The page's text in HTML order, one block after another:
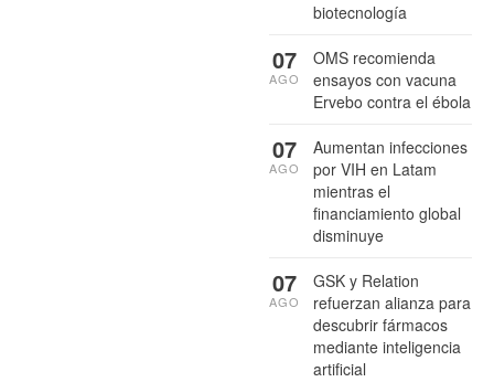
biotecnología
OMS recomienda
ensayos con vacuna
Ervebo contra el ébola
07
AGO
Aumentan infecciones
por VIH en Latam
mientras el
financiamiento global
disminuye
07
AGO
GSK y Relation
refuerzan alianza para
descubrir fármacos
mediante inteligencia
artificial
07
AGO